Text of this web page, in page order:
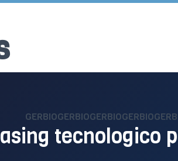
tecnologico